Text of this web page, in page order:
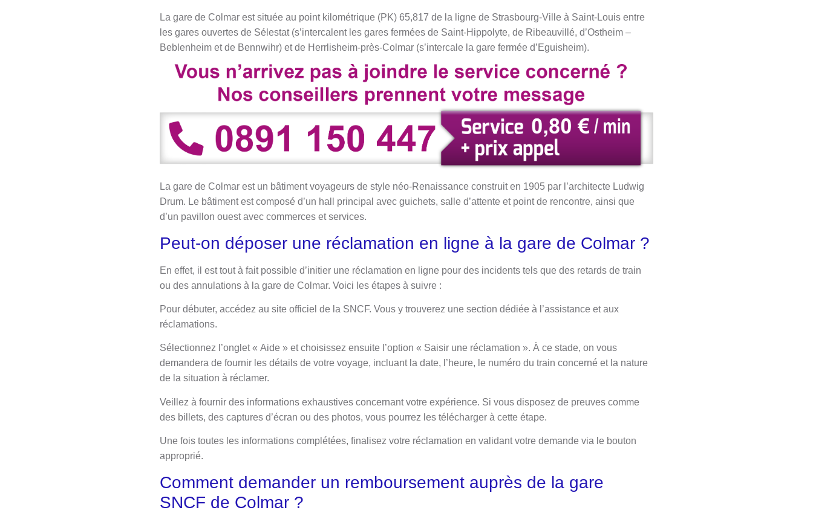
La gare de Colmar est située au point kilométrique (PK) 65,817 de la ligne de Strasbourg-Ville à Saint-Louis entre
les gares ouvertes de Sélestat (s’intercalent les gares fermées de Saint-Hippolyte, de Ribeauvillé, d’Ostheim –
Beblenheim et de Bennwihr) et de Herrlisheim-près-Colmar (s’intercale la gare fermée d’Eguisheim).
La gare de Colmar est un bâtiment voyageurs de style néo-Renaissance construit en 1905 par l’architecte Ludwig
Drum. Le bâtiment est composé d’un hall principal avec guichets, salle d’attente et point de rencontre, ainsi que
d’un pavillon ouest avec commerces et services.
Peut-on déposer une réclamation en ligne à la gare de Colmar ?
En effet, il est tout à fait possible d’initier une réclamation en ligne pour des incidents tels que des retards de train
ou des annulations à la gare de Colmar. Voici les étapes à suivre :
Pour débuter, accédez au site officiel de la SNCF. Vous y trouverez une section dédiée à l’assistance et aux
réclamations.
Sélectionnez l’onglet « Aide » et choisissez ensuite l’option « Saisir une réclamation ». À ce stade, on vous
demandera de fournir les détails de votre voyage, incluant la date, l’heure, le numéro du train concerné et la nature
de la situation à réclamer.
Veillez à fournir des informations exhaustives concernant votre expérience. Si vous disposez de preuves comme
des billets, des captures d’écran ou des photos, vous pourrez les télécharger à cette étape.
Une fois toutes les informations complétées, finalisez votre réclamation en validant votre demande via le bouton
approprié.
Comment demander un remboursement auprès de la gare
SNCF de Colmar ?